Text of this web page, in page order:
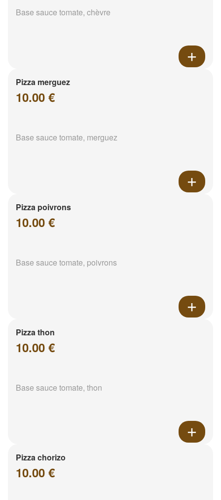
Base sauce tomate, chèvre
Pizza merguez
10.00 €
Base sauce tomate, merguez
Pizza poivrons
10.00 €
Base sauce tomate, poivrons
Pizza thon
10.00 €
Base sauce tomate, thon
Pizza chorizo
10.00 €